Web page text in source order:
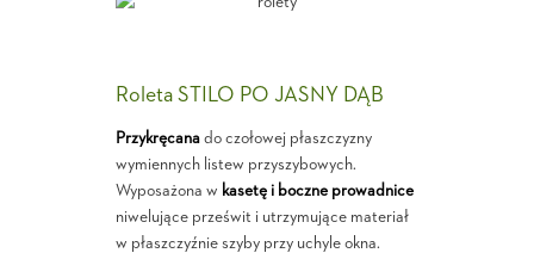
Roleta STILO PO JASNY DĄB
Przykręcanado czołowej płaszczyzny
wymiennych listew przyszybowych.
Wyposażona w kasetę i boczne prowadnice
niwelujące prześwit i utrzymujące materiał
w płaszczyźnie szyby przy uchyle okna.